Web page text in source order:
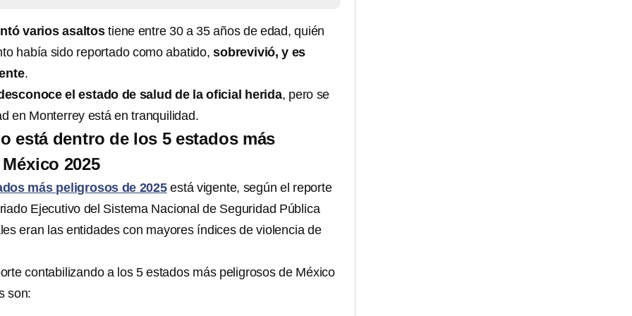
varios asaltostiene entre 30 a 35 años de edad, quién
había sido reportado como abatido,sobrevivió, y es
.
el estado de salud de la oficial herida, pero se
en Monterrey está en tranquilidad.
está dentro de los 5 estados más
2025
más peligrosos de 2025está vigente, según el reporte
Ejecutivo del Sistema Nacional de Seguridad Pública
eran las entidades con mayores índices de violencia de
contabilizando a los 5 estados más peligrosos de México
son: